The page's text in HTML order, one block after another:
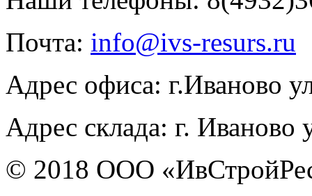
Почта: info@ivs-resurs.ru
Адрес офиса: г.Иваново
Адрес склада: г. Иваново
© 2018 ООО